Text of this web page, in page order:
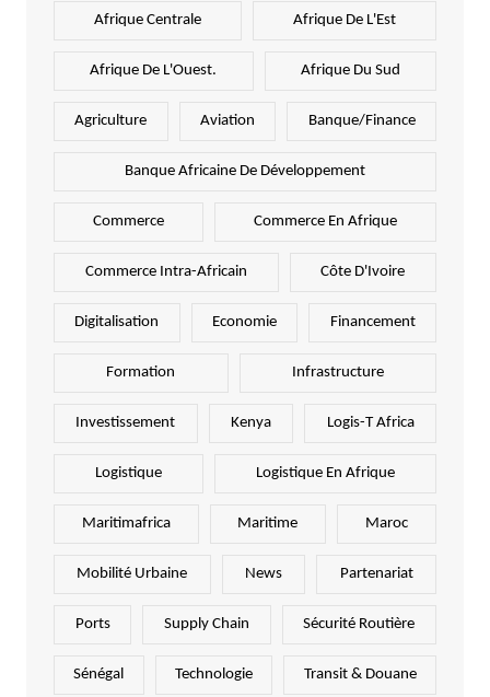
Afrique Centrale Afrique De L'Est
Afrique De L'Ouest. Afrique Du Sud
Agriculture Aviation Banque/Finance
Banque Africaine De Développement
Commerce Commerce En Afrique
Commerce Intra-Africain Côte D'Ivoire
Digitalisation Economie Financement
Formation Infrastructure
Investissement Kenya Logis-T Africa
Logistique Logistique En Afrique
Maritimafrica Maritime Maroc
Mobilité Urbaine News Partenariat
Ports Supply Chain Sécurité Routière
Sénégal Technologie Transit & Douane